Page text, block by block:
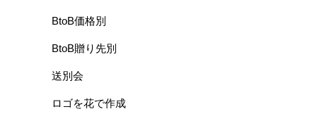
BtoB価格別
BtoB贈り先別
送別会
ロゴを花で作成